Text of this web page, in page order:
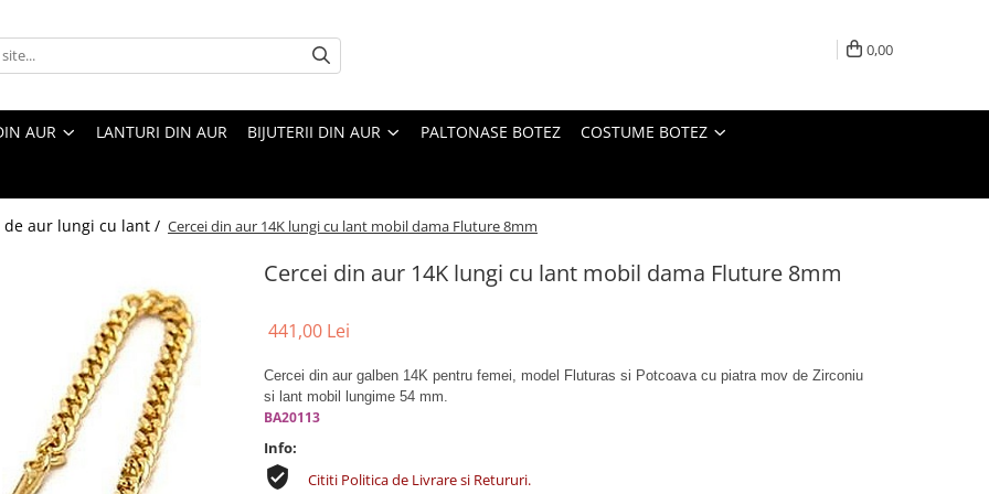
0,00
AUR LANTURI DIN AUR BIJUTERII DIN AUR PALTONASE BOTEZ COSTUME BOTEZ
de aur lungi cu lant / Cercei din aur 14K lungi cu lant mobil dama Fluture 8mm
Cercei din aur 14K lungi cu lant mobil dama Fluture 8mm
441,00 Lei
Cercei din aur galben 14K pentru femei, model Fluturas si Potcoava cu piatra mov de Zirconiu
si lant mobil lungime 54 mm.
BA20113
Info:
Cititi Politica de Livrare si Retururi.